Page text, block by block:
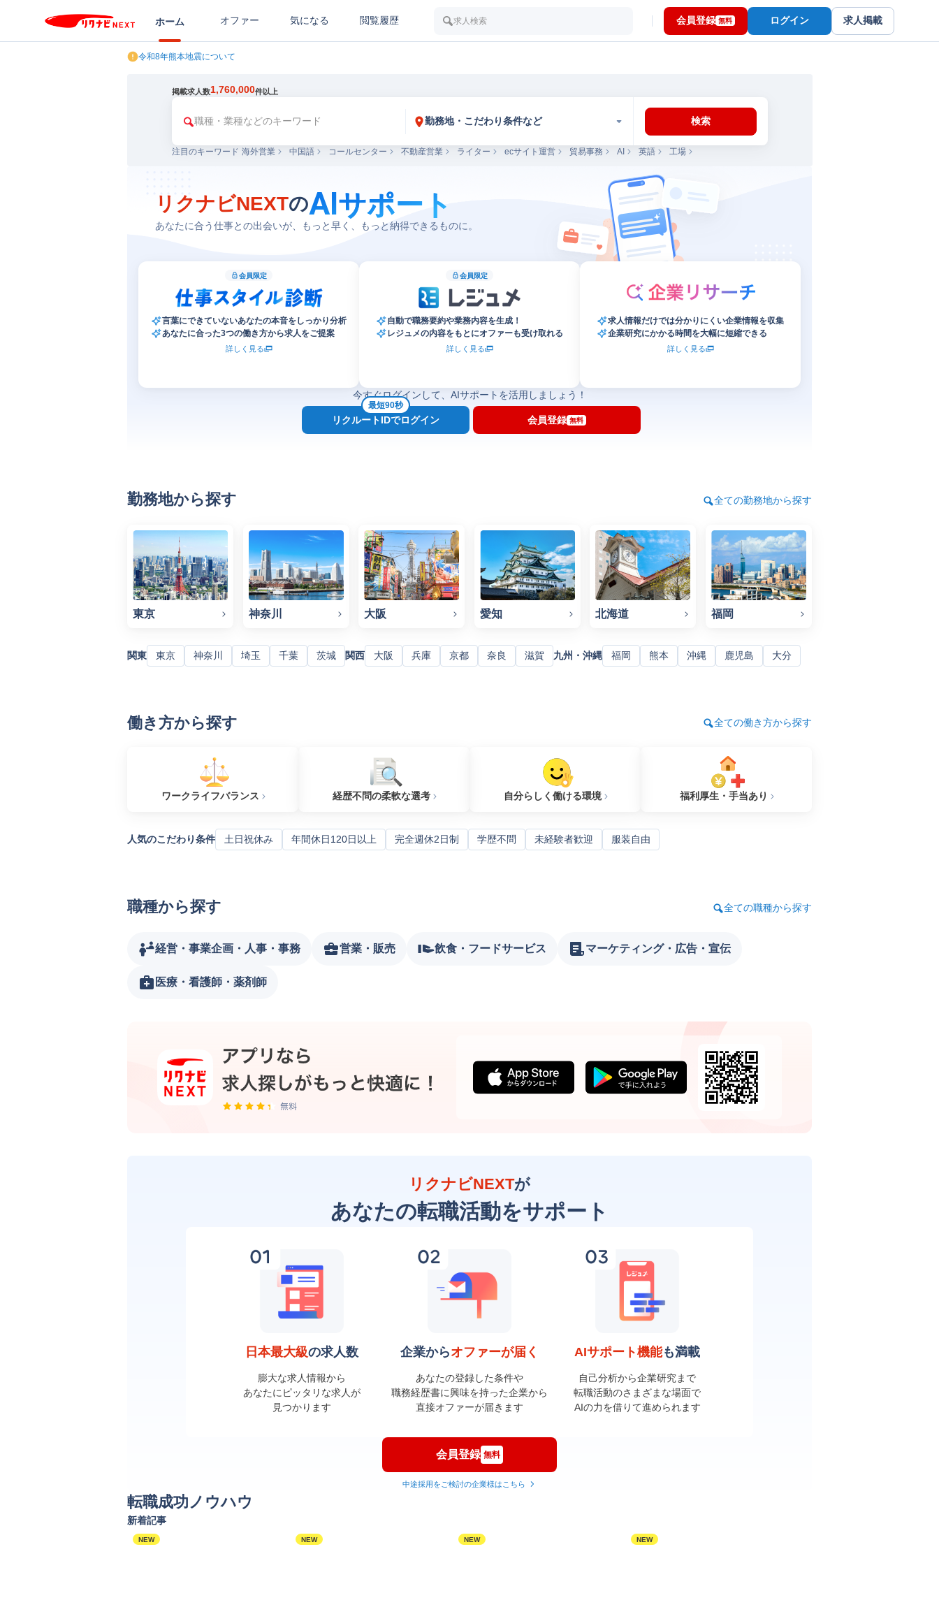
ホーム オファー 気になる 閲覧履歴 求人検索 会員登録 無料 ログイン 求人掲載
令和8年熊本地震について
掲載求人数1,760,000件以上
勤務地・こだわり条件など 検索
注目のキーワード 海外営業 中国語 コールセンター 不動産営業 ライター ecサイト運営 貿易事務 AI 英語 工場
リクナビNEXTのAIサポート
あなたに合う仕事との出会いが、もっと早く、もっと納得できるものに。
会員限定
言葉にできていないあなたの本音をしっかり分析
あなたに合った3つの働き方から求人をご提案
詳しく見る
会員限定
自動で職務要約や業務内容を生成！
レジュメの内容をもとにオファーも受け取れる
詳しく見る
求人情報だけでは分かりにくい企業情報を収集
企業研究にかかる時間を大幅に短縮できる
詳しく見る
今すぐログインして、AIサポートを活用しましょう！
リクルートIDでログイン
最短90秒
会員登録 無料
勤務地から探す 全ての勤務地から探す
東京 神奈川 大阪 愛知 北海道 福岡
関東 東京 神奈川 埼玉 千葉 茨城 関西 大阪 兵庫 京都 奈良 滋賀 九州・沖縄 福岡 熊本 沖縄 鹿児島 大分
働き方から探す 全ての働き方から探す
ワークライフバランス 経歴不問の柔軟な選考 自分らしく働ける環境 福利厚生・手当あり
人気のこだわり条件 土日祝休み 年間休日120日以上 完全週休2日制 学歴不問 未経験者歓迎 服装自由
職種から探す 全ての職種から探す
経営・事業企画・人事・事務 営業・販売 飲食・フードサービス マーケティング・広告・宣伝
医療・看護師・薬剤師
リクナビNEXTが
あなたの転職活動をサポート
日本最大級の求人数
膨大な求人情報から
あなたにピッタリな求人が
見つかります
企業からオファーが届く
あなたの登録した条件や
職務経歴書に興味を持った企業から
直接オファーが届きます
AIサポート機能も満載
自己分析から企業研究まで
転職活動のさまざまな場面で
AIの力を借りて進められます
会員登録 無料
中途採用をご検討の企業様はこちら
転職成功ノウハウ
新着記事
NEW NEW NEW NEW